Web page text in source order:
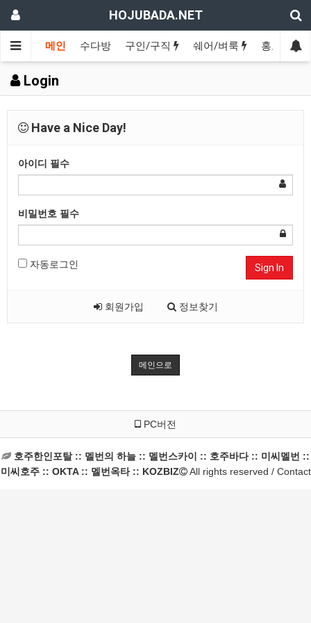
HOJUBADA.NET
메인 수다방 구인/구직 쉐어/벼룩 홍보방
Login
Have a Nice Day!
아이디 필수
비밀번호 필수
자동로그인 Sign In
회원가입 정보찾기
메인으로
PC버전
호주한인포탈 :: 멜번의 하늘 :: 멜번스카이 :: 호주바다 :: 미씨멜번 ::
미씨호주 :: OKTA :: 멜번옥타 :: KOZBIZ
All rights reserved / Contact